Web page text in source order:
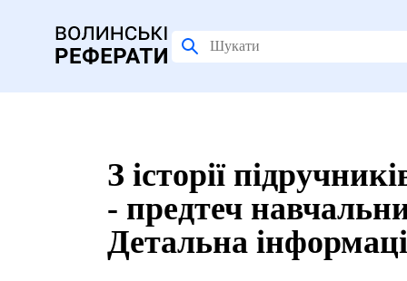
З історії
- предтеч
Детальна